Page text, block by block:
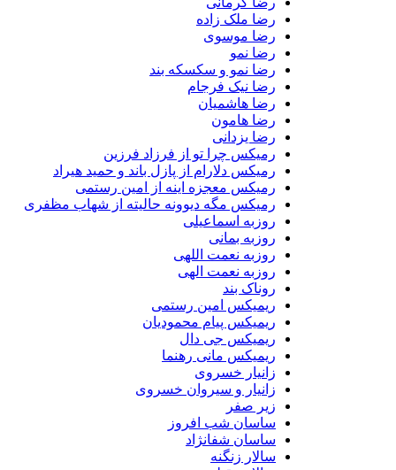
رضا ملک زاده
رضا موسوی
رضا نمو
رضا نمو و سکسکه بند
رضا نیک فرجام
رضا هاشمیان
رضا هامون
رضا یزدانی
رمیکس چرا تو از فرزاد فرزین
رمیکس دلارام از پازل باند و حمید هیراد
رمیکس معجزه اینه از امین رستمی
رمیکس مگه دیوونه حالیته از شهاب مظفری
روزبه اسماعیلی
روزبه بمانی
روزبه نعمت اللهی
روزبه نعمت الهی
روناک بند
ریمیکس امین رستمی
ریمیکس پیام محمودیان
ریمیکس جی دال
ریمیکس مانی رهنما
زانیار خسروی
زانیار و سیروان خسروی
زیر صفر
ساسان شب افروز
ساسان شفانژاد
سالار زنگنه